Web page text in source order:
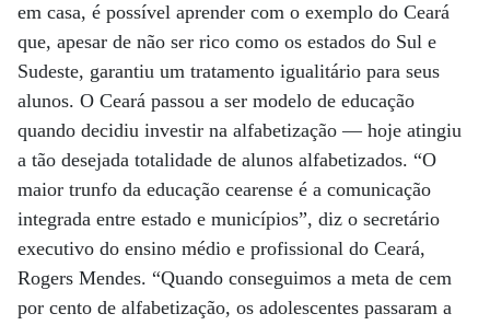
em casa, é possível aprender com o exemplo do Ceará
que, apesar de não ser rico como os estados do Sul e
Sudeste, garantiu um tratamento igualitário para seus
alunos. O Ceará passou a ser modelo de educação
quando decidiu investir na alfabetização — hoje atingiu
a tão desejada totalidade de alunos alfabetizados. “O
maior trunfo da educação cearense é a comunicação
integrada entre estado e municípios”, diz o secretário
executivo do ensino médio e profissional do Ceará,
Rogers Mendes. “Quando conseguimos a meta de cem
por cento de alfabetização, os adolescentes passaram a